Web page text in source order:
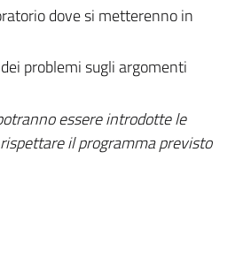
dove si metterenno in
problemi sugli argomenti
essere introdotte le
il programma previsto